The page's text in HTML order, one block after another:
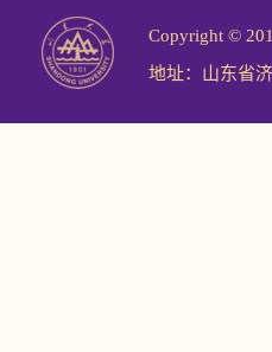
Copyright ©
地址：山东省